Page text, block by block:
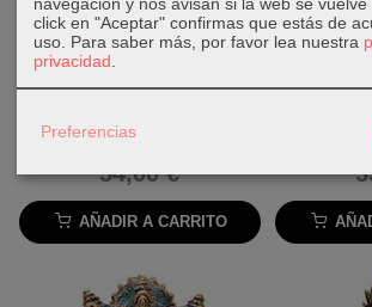
12 cm
Ganesha de bronce
54,00 €
AÑADIR A CARRITO
click en "Aceptar" confirmas que estás de
uso. Para saber más, por favor lea nuestra
privacidad
Preferencias